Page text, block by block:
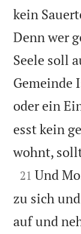
kein
Denn wer
Seele soll
Gemeinde
oder ein
esst kein
wohnt,

21 Und
zu sich
auf und